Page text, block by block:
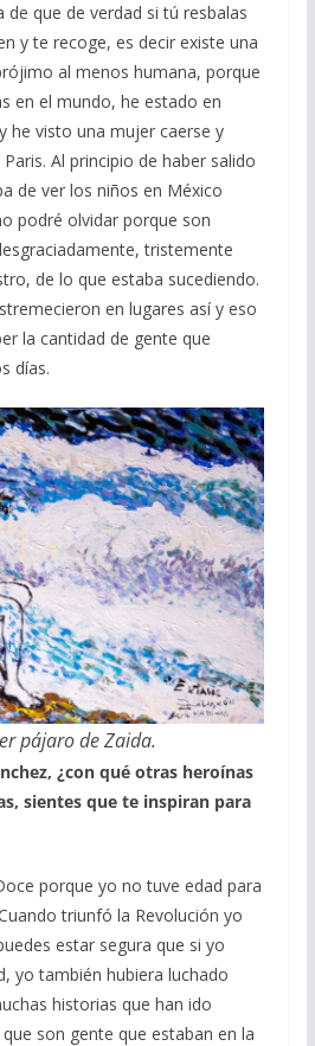
de que de verdad si tú resbalas
y te recoge, es decir existe una
al menos humana, porque
en el mundo, he estado en
he visto una mujer caerse y
Al principio de haber salido
de ver los niños en México
podré olvidar porque son
tristemente
de lo que estaba sucediendo.
en lugares así y eso
la cantidad de gente que
días.
pájaro de Zaida.
¿con qué otras heroínas
sientes que te inspiran para
porque yo no tuve edad para
triunfó la Revolución yo
estar segura que si yo
yo también hubiera luchado
historias que han ido
son gente que estaban en la